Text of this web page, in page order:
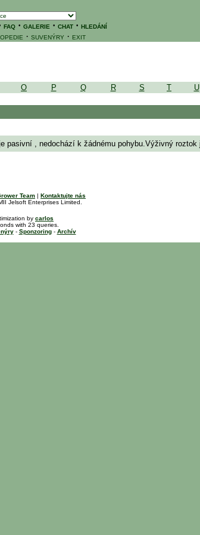
FAQ· GALERIE · CHAT· HLEDÁNÍ
· SUVENÝRY · EXIT
O P Q R S T U
, nedochází k žádnému pohybu.Výživný roztok
Team | Kontaktujte nás
Jelsoft Enterprises Limited.
by carlos
with 23 queries.
- Sponzoring- Archív